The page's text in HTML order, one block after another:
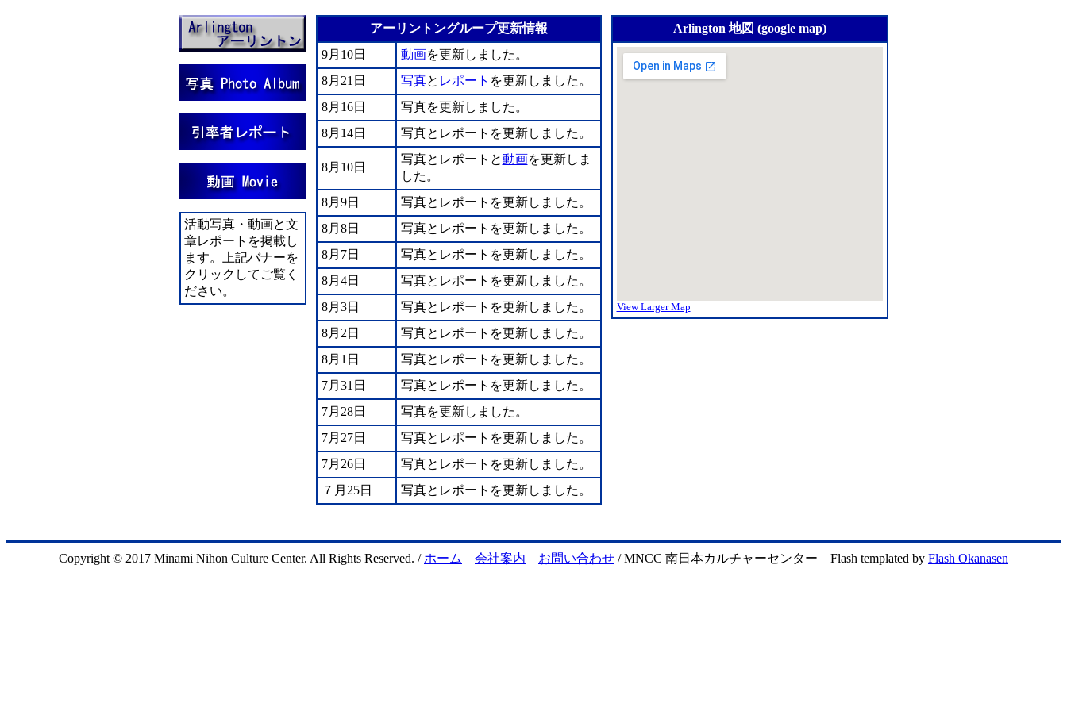
活動写真・動画と文
章レポートを掲載し
ます。上記バナーを
クリックしてご覧く
ださい。
アーリントングループ更新情報
9月10日
動画を更新しました。
8月21日
写真と レポート を更新しました。
8月16日
写真を更新しました。
8月14日
写真とレポートを更新しました。
8月10日
写真とレポートと動画を更新しま
した。
8月9日
写真とレポートを更新しました。
8月8日
写真とレポートを更新しました。
8月7日
写真とレポートを更新しました。
8月4日
写真とレポートを更新しました。
8月3日
写真とレポートを更新しました。
8月2日
写真とレポートを更新しました。
8月1日
写真とレポートを更新しました。
7月31日
写真とレポートを更新しました。
7月28日
写真を更新しました。
7月27日
写真とレポートを更新しました。
7月26日
写真とレポートを更新しました。
７月25日
写真とレポートを更新しました。
Arlington 地図 (google map)
View Larger Map
Copyright © 2017 Minami Nihon Culture Center. All Rights Reserved. / ホーム 会社案内 お問い合わせ / MNCC 南日本カルチャーセンター Flash templated by Flash Okanasen